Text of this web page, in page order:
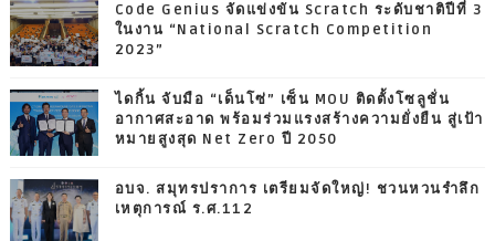
Code Genius จัดแข่งขัน Scratch ระดับชาติปีที่ 3
ในงาน “National Scratch Competition
2023”
ไดกิ้น จับมือ “เด็นโซ่” เซ็น MOU ติดตั้งโซลูชั่น
อากาศสะอาด พร้อมร่วมแรงสร้างความยั่งยืน สู่เป้า
หมายสูงสุด Net Zero ปี 2050
อบจ. สมุทรปราการ เตรียมจัดใหญ่! ชวนหวนรำลึก
เหตุการณ์ ร.ศ.112